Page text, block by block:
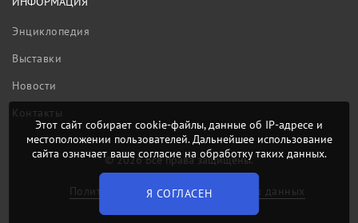
Энциклопедия
Выставки
Новости
Контакты
© 2026 Все права защищены.
Политика обработки персональных данных
Этот сайт собирает cookie-файлы, данные об IP-адресе и
местоположении пользователей. Дальнейшее использование
сайта означает ваше согласие на обработку таких данных.
Я СОГЛАСЕН